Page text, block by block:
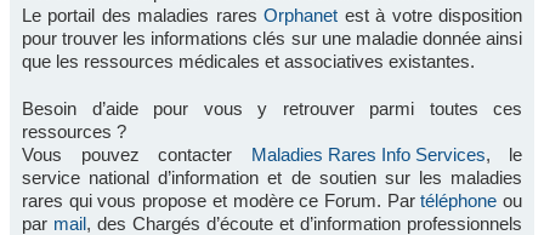
Le portail des maladies raresOrphanet est à votre disposition
pour trouver les informations clés sur une maladie donnée ainsi
que les ressources médicales et associatives existantes.
Besoin d’aide pour vous y retrouver parmi toutes ces
ressources ?
Vous pouvez contacter Maladies Rares Info Services, le
service national d’information et de soutien sur les maladies
rares qui vous propose et modère ce Forum. Partéléphone ou
par mail, des Chargés d’écoute et d’information professionnels